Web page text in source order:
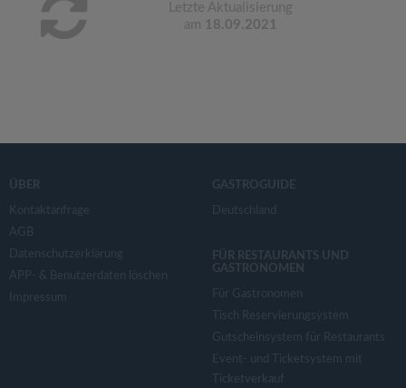
Letzte Aktualisierung
am 18.09.2021
ÜBER
Kontaktanfrage
AGB
Datenschutzerklärung
APP- & Benutzerdaten löschen
Impressum
GASTROGUIDE
Deutschland
FÜR RESTAURANTS UND
GASTRONOMEN
Für Gastronomen
Tisch Reservierungsystem
Gutscheinsystem für Restaurants
Event- und Ticketsystem mit
Ticketverkauf